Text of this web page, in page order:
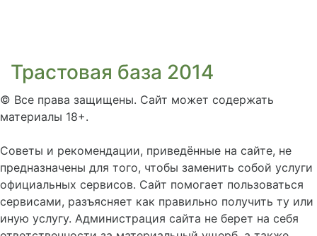
Трастовая база 2014
© Все права защищены. Сайт может содержать
материалы 18+.
Советы и рекомендации, приведённые на сайте, не
предназначены для того, чтобы заменить собой услуги
официальных сервисов. Сайт помогает пользоваться
сервисами, разъясняет как правильно получить ту или
иную услугу. Администрация сайта не берет на себя